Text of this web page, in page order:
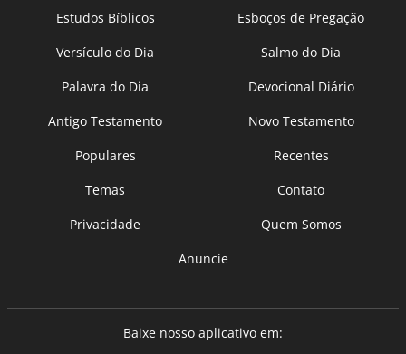
Estudos Bíblicos
Esboços de Pregação
Versículo do Dia
Salmo do Dia
Palavra do Dia
Devocional Diário
Antigo Testamento
Novo Testamento
Populares
Recentes
Temas
Contato
Privacidade
Quem Somos
Anuncie
Baixe nosso aplicativo em: